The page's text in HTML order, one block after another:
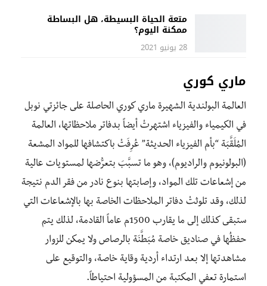
متعة الحياة البسيطة، هل البساطة
ممكنة اليوم؟
28 يونيو 2021
ماري كوري
العالمة البولندية الشهيرة ماري كوري الحاصلة على جائزتي نوبل
في الكيمياء والفيزياء اشتهرتْ أيضاً بدفاتر ملاحظاتها، العالمة
المُلَقَّبَة “بأم الفيزياء الحديثة” عُرِفَتْ باكتشافها للمواد المشعة
(البولونيوم والراديوم)، وهو ما تسبَّبَ بتعرُّضها لمستويات عالية
من إشعاعات تلك المواد، وإصابتها بنوع نادر من فقر الدم نتيجة
لذلك، وقد تلوثتْ دفاتر الملاحظات الخاصة بها بالإشعاعات التي
ستبقى كذلك إلى ما يقارب 1500م عاماً القادمة، لذلك يتم
حفظُها في صناديق خاصة مُبَطَّنَة بالرصاص ولا يمكن للزوار
مشاهدتها إلا بعد ارتداء أردية وقاية خاصة، والتوقيع على
استمارة تعفي المكتبة من المسؤولية احتياطاً.